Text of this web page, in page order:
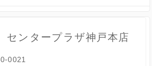
ンタープラザ神戸本店
0021